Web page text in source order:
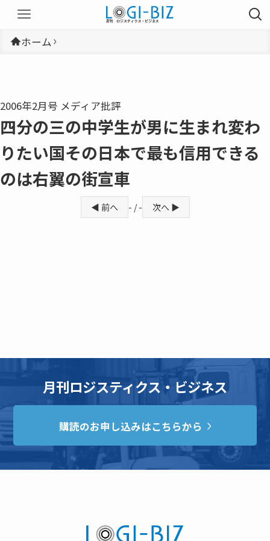
ホーム
2006年2月号 メディア批評
四分の三の中学生が男に生まれ変わ
りたい国その日本で最も信用できる
のは右翼の街宣車
◀ 前へ - / - 次へ ▶
月刊ロジスティクス・ビジネス
購読のお申し込みはこちらから